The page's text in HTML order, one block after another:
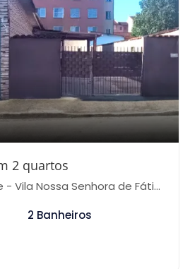
2 quartos
Senhora de Fátima, Mongaguá-SP
2 Banheiros